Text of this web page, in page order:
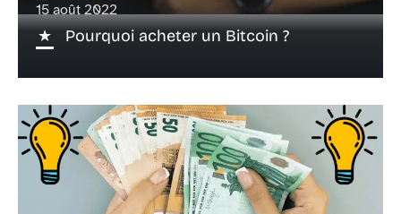
15 août 2022
Pourquoi acheter un Bitcoin ?